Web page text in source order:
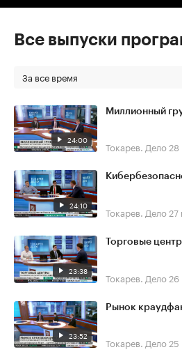
Все выпуски
За все время
24:00
Миллионный
Токарев. Дело
24:10 Токарев. Дело
23:38
Торговые
Токарев. Дело
23:52
Рынок
Токарев. Дело